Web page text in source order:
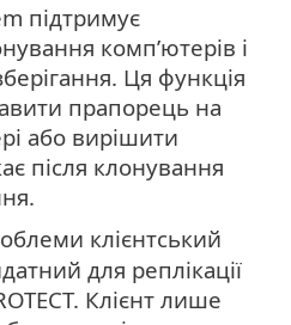
підтримує
комп’ютерів і
Ця функція
прапорець на
або вирішити
після клонування
клієнтський
для реплікації
Клієнт лише